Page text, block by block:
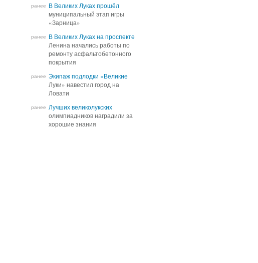
ранее В Великих Луках прошёл
муниципальный этап игры
«Зарница»
В Великих Луках прошёл
муниципальный этап игры
«Зарница»
ранее В Великих Луках на проспекте
Ленина начались работы по
ремонту асфальтобетонного
покрытия
В Великих Луках на проспекте
Ленина начались работы по
ремонту асфальтобетонного
покрытия
ранее Экипаж подлодки «Великие
Луки» навестил город на
Ловати
Экипаж подлодки «Великие
Луки» навестил город на
Ловати
ранее Лучших великолукских
олимпиадников наградили за
хорошие знания
Лучших великолукских
олимпиадников наградили за
хорошие знания